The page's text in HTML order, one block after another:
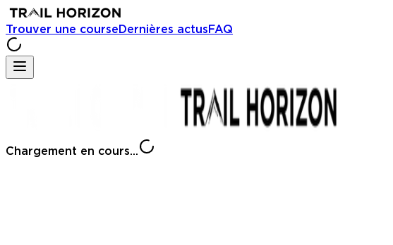
Trouver une courseDernières actusFAQ
Chargement en cours...